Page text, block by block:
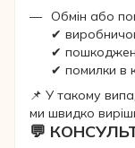
Обмін або
✔
✔
✔ помилки в
📌 У такому
ми швидко
💬